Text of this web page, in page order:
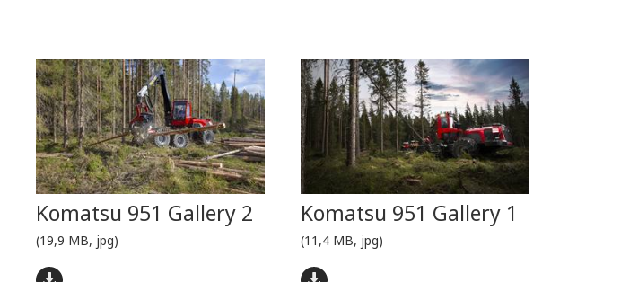
Komatsu 951 Gallery 2
(19,9 MB, jpg)
Komatsu 951 Gallery 1
(11,4 MB, jpg)